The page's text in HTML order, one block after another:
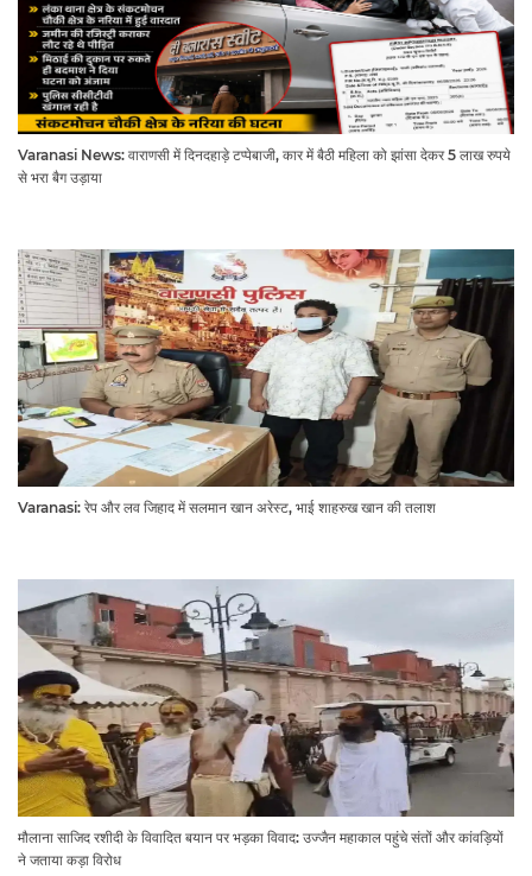
Varanasi News: वाराणसी में दिनदहाड़े टप्पेबाजी, कार में बैठी महिला को झांसा देकर 5 लाख रुपये
से भरा बैग उड़ाया
Varanasi: रेप और लव जिहाद में सलमान खान अरेस्ट, भाई शाहरुख खान की तलाश
मौलाना साजिद रशीदी के विवादित बयान पर भड़का विवाद: उज्जैन महाकाल पहुंचे संतों और कांवड़ियों
ने जताया कड़ा विरोध